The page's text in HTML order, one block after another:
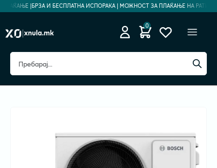
| БРЗА И БЕСПЛАТНА ИСПОРАКА | МОЖНОСТ ЗА ПЛАЌАЊЕ НА РАТИ |
0